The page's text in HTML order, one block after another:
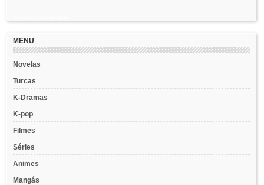
MENU
Novelas
Turcas
K-Dramas
K-pop
Filmes
Séries
Animes
Mangás